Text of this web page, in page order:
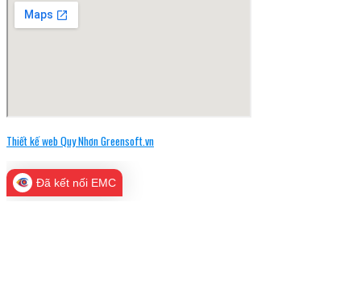
Thiết kế web Quy Nhơn Greensoft.vn
Đã kết nối EMC